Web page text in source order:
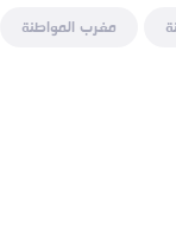
مغرب المواطنة